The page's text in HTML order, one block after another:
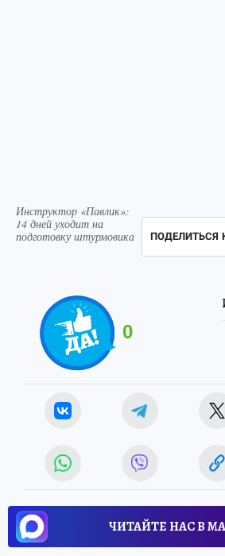
Инструктор «Павлик»:
14 дней уходит на
подготовку штурмовика
ПОДЕЛИТЬСЯ
0
ЧИТАЙТЕ НАС В